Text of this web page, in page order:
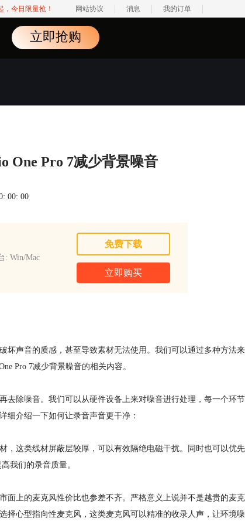
，今日限量抢！ 网站协议 消息 我的订单
立即抢购
One Pro 7减少背景噪音
00: 00
: Win/Mac
免费下载
立即购买
坏声音的质感，甚至导致素材无法使用。我们可以通过多种方法来
Pro 7减少背景噪音的相关内容。
去除噪音。我们可以从硬件设备上来对噪音进行处理，每一个环节
细介绍一下如何让录音声音更干净：
，这类线材屏蔽层较厚，可以有效隔绝电磁干扰。同时也可以优先
我们的录音质量。
面上的麦克风性价比也参差不齐。严格意义上说并不是越贵的麦克
择心型指向性麦克风，这类麦克风可以精准的收录人声，让环境噪